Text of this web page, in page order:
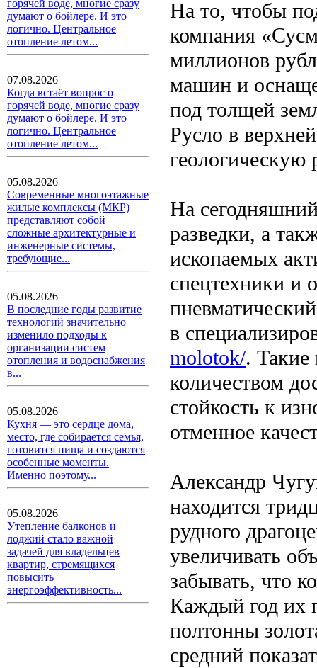
горячей воде, многие сразу
думают о бойлере. И это
логично. Центральное
отопление летом...
07.08.2026
Когда встаёт вопрос о
горячей воде, многие сразу
думают о бойлере. И это
логично. Центральное
отопление летом...
05.08.2026
Современные многоэтажные
жилые комплексы (МКР)
представляют собой
сложные архитектурные и
инженерные системы,
требующие...
05.08.2026
В последние годы развитие
технологий значительно
изменило подходы к
организации систем
отопления и водоснабжения
в...
05.08.2026
Кухня — это сердце дома,
место, где собирается семья,
готовится пища и создаются
особенные моменты.
Именно поэтому...
05.08.2026
Утепление балконов и
лоджий стало важной
задачей для владельцев
квартир, стремящихся
повысить
энергоэффективность...
На то, чтобы
компания
миллионов
машин и
под толщей
Русло в
геологическую
На
разведки, а
ископаемых
спецтехники и
в
molotok/. Такие
количеством
стойкость к
отменное
Александр
находится
рудного
увеличивать
забывать, что
Каждый год их
полтонны
средний